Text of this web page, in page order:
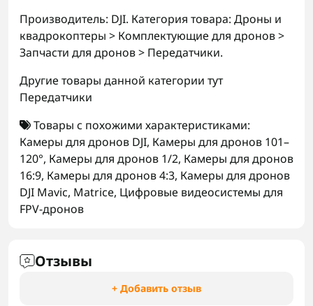
Производитель: DJI. Категория товара: Дроны и
квадрокоптеры > Комплектующие для дронов >
Запчасти для дронов > Передатчики.
Другие товары данной категории тут
Передатчики
Товары с похожими характеристиками:
Камеры для дронов DJI, Камеры для дронов 101–
120°, Камеры для дронов 1/2, Камеры для дронов
16:9, Камеры для дронов 4:3, Камеры для дронов
DJI Mavic, Matrice, Цифровые видеосистемы для
FPV-дронов
Отзывы
+ Добавить отзыв